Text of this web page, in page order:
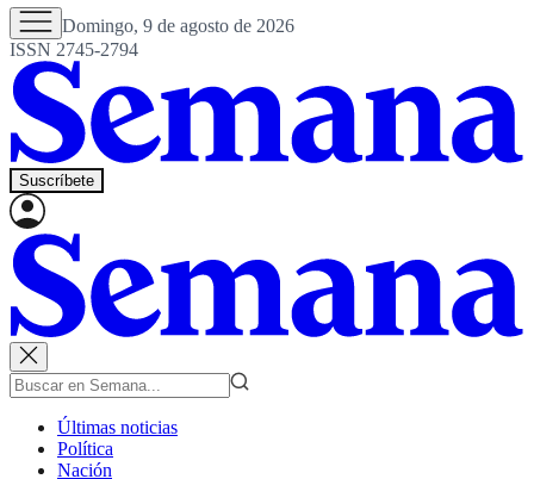
Domingo, 9 de agosto de 2026
ISSN 2745-2794
Suscríbete
Últimas noticias
Política
Nación